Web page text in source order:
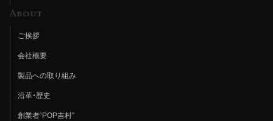
About
ご挨拶
会社概要
製品への取り組み
沿革・歴史
創業者“POP吉村”